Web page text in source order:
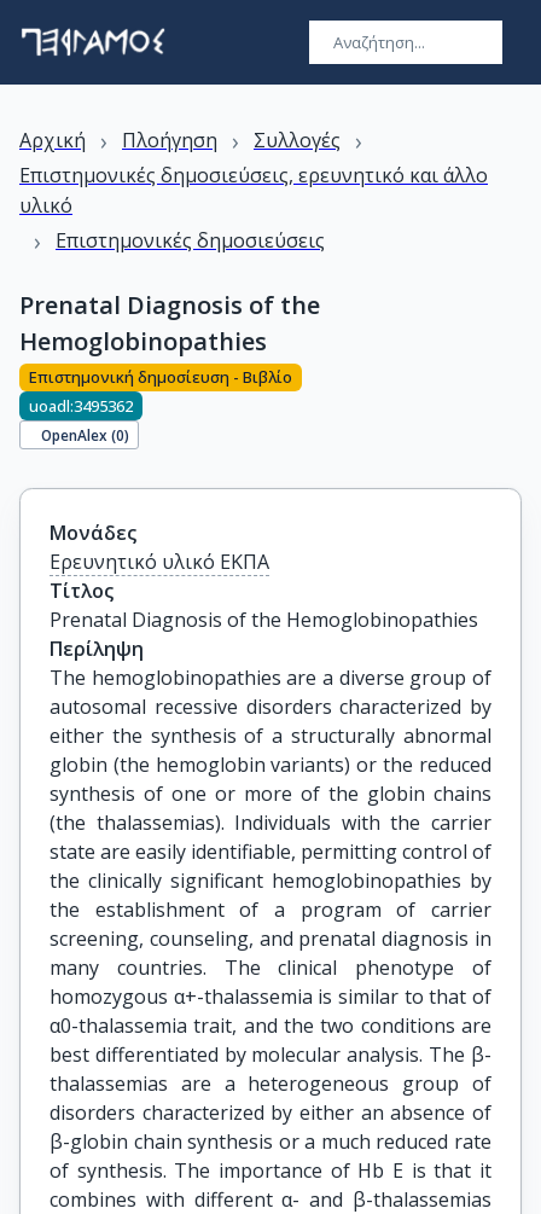
Αρχική › Πλοήγηση › Συλλογές ›
Επιστημονικές δημοσιεύσεις, ερευνητικό και άλλο
υλικό
› Επιστημονικές δημοσιεύσεις
Prenatal Diagnosis of the
Hemoglobinopathies
Επιστημονική δημοσίευση - Βιβλίο
uoadl:3495362
OpenAlex (0)
Μονάδες
Ερευνητικό υλικό ΕΚΠΑ
Τίτλος
Prenatal Diagnosis of the Hemoglobinopathies
Περίληψη
The hemoglobinopathies are a diverse group of
autosomal recessive disorders characterized by
either the synthesis of a structurally abnormal
globin (the hemoglobin variants) or the reduced
synthesis of one or more of the globin chains
(the thalassemias). Individuals with the carrier
state are easily identifiable, permitting control of
the clinically significant hemoglobinopathies by
the establishment of a program of carrier
screening, counseling, and prenatal diagnosis in
many countries. The clinical phenotype of
homozygous α+-thalassemia is similar to that of
α0-thalassemia trait, and the two conditions are
best differentiated by molecular analysis. The β-
thalassemias are a heterogeneous group of
disorders characterized by either an absence of
β-globin chain synthesis or a much reduced rate
of synthesis. The importance of Hb E is that it
combines with different α- and β-thalassemias